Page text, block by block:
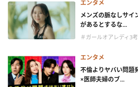
エンタメ
メンズの脈なしサ
があるとするな...
＃ガールオアレディ3
エンタメ
不倫よりヤバい問
×医師夫婦のブ...